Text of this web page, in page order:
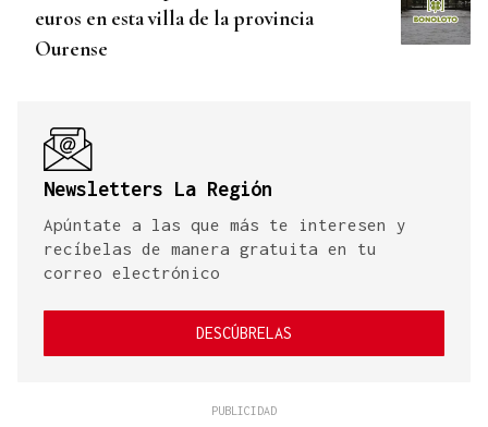
euros en esta villa de la provincia
Ourense
Newsletters La Región
Apúntate a las que más te interesen y
recíbelas de manera gratuita en tu
correo electrónico
DESCÚBRELAS